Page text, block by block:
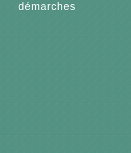
démarches